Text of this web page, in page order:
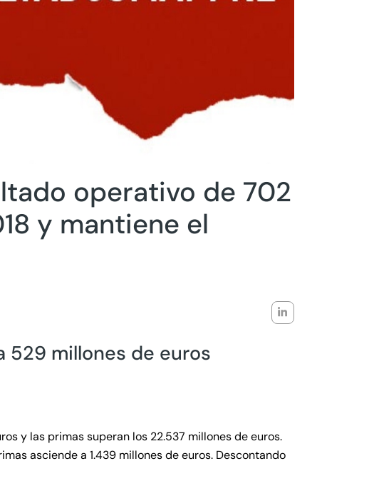
operativo de 702
y mantiene el
529 millones de euros
y las primas superan los 22.537 millones de euros.
asciende a 1.439 millones de euros. Descontando